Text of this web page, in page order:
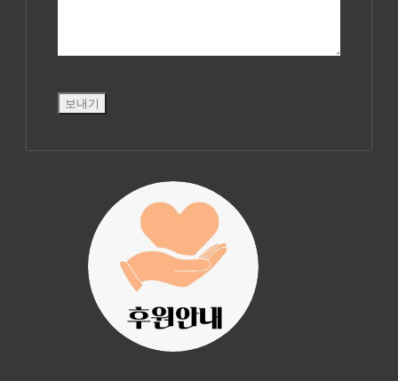
진리횃불 사역은
여러분의 후원으
로 이루어집니다.